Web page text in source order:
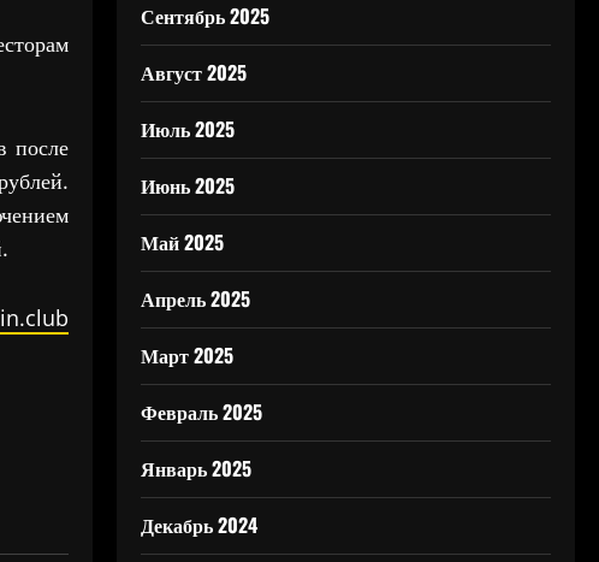
после
Сентябрь 2025
Август 2025
Июль 2025
Июнь 2025
Май 2025
Апрель 2025
Март 2025
Февраль 2025
Январь 2025
Декабрь 2024